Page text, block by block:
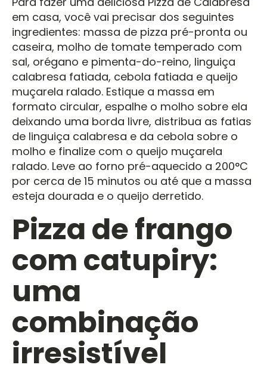
em casa, você vai precisar dos seguintes
ingredientes: massa de pizza pré-pronta ou
caseira, molho de tomate temperado com
sal, orégano e pimenta-do-reino, linguiça
calabresa fatiada, cebola fatiada e queijo
muçarela ralado. Estique a massa em
formato circular, espalhe o molho sobre ela
deixando uma borda livre, distribua as fatias
de linguiça calabresa e da cebola sobre o
molho e finalize com o queijo muçarela
ralado. Leve ao forno pré-aquecido a 200°C
por cerca de 15 minutos ou até que a massa
esteja dourada e o queijo derretido.
Pizza de frango
com catupiry:
uma
combinação
irresistível